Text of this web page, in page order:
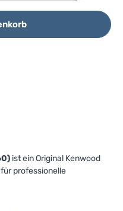
ist ein Original Kenwood
professionelle